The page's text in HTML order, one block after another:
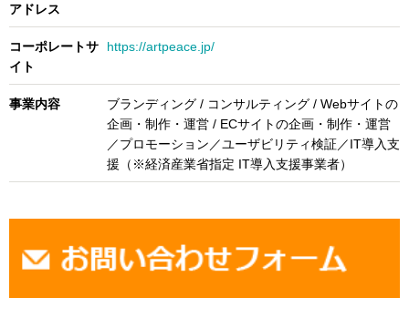
アドレス
コーポレートサ
イト
https://artpeace.jp/
事業内容
ブランディング / コンサルティング / Webサイトの
企画・制作・運営 / ECサイトの企画・制作・運営
／プロモーション／ユーザビリティ検証／IT導入支
援（※経済産業省指定 IT導入支援事業者）